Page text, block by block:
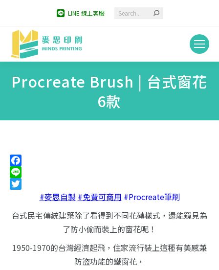
LINE 線上客服 Search:
Procreate Brush | 台式窗花
6款
Facebook
Line
#麥思自製 #免費可商用 #Procreate筆刷
台式民宅傳統建築除了看得到不同花磚樣式， 還能窺見為
了防小偷而裝上的窗花呢！
1950-1970的台灣經濟起飛， 住家流行裝上這種有美感兼
防盜功能的鐵窗花，